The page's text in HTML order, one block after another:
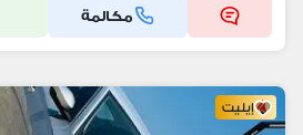
مكالمة
إيليت